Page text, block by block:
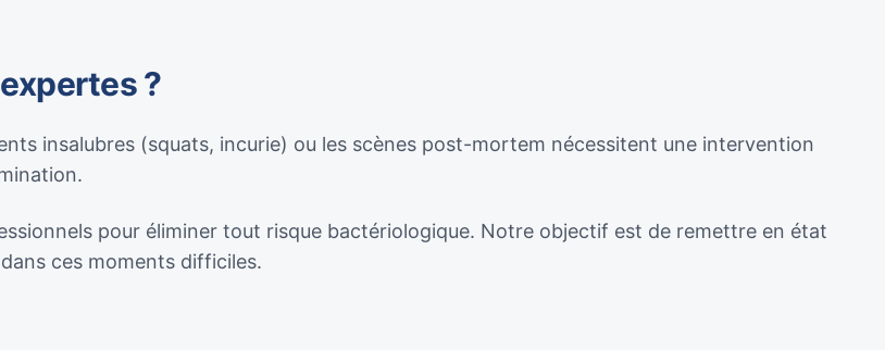
?
insalubres (squats, incurie) ou les scènes post-mortem nécessitent une intervention
pour éliminer tout risque bactériologique. Notre objectif est de remettre en état
ces moments difficiles.